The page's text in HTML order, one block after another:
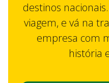
destinos
viagem, e vá na
empresa com
história